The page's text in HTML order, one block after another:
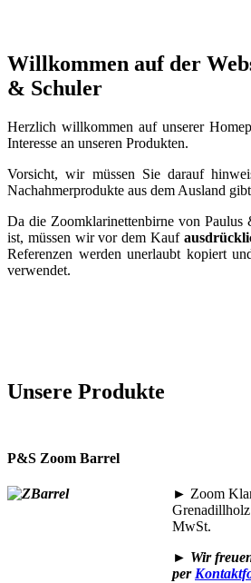
Willkommen auf der
& Schuler
Herzlich willkommen auf unserer
Interesse an unseren Produkten.
Vorsicht, wir müssen Sie darauf
Nachahmerprodukte aus dem Ausland
Da die Zoomklarinettenbirne von Paulus
ist, müssen wir vor dem Kauf
Referenzen werden unerlaubt kopiert
verwendet.
Unsere Produkte
P&S Zoom Barrel
► Zoom
MwSt.
► Wir
per